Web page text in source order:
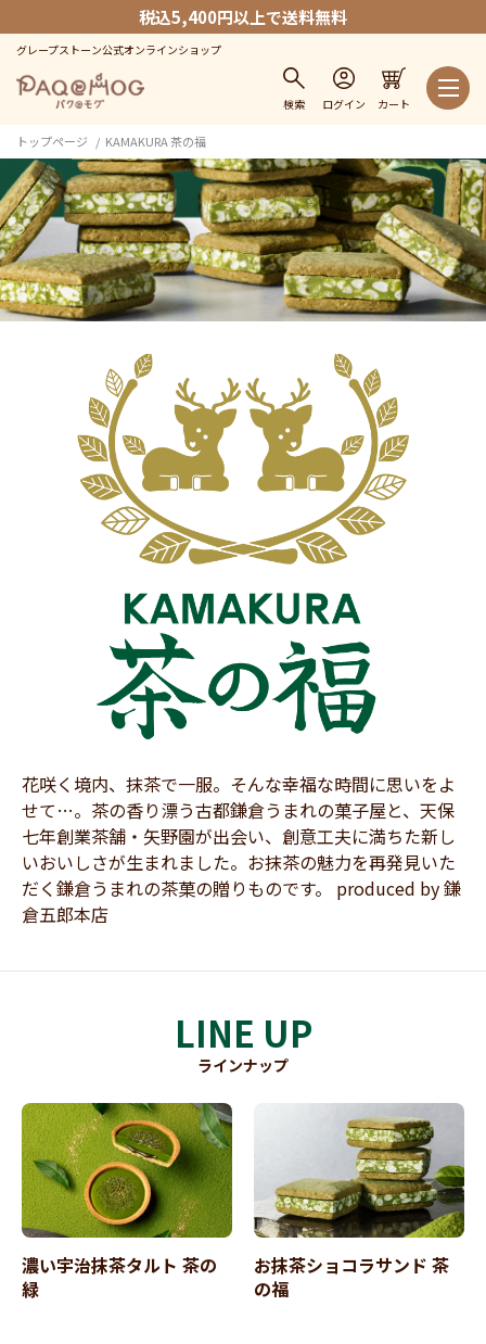
税込5,400円以上で送料無料
グレープストーン公式オンラインショップ
検索 ログイン カート
トップページ KAMAKURA 茶の福
花咲く境内、抹茶で一服。そんな幸福な時間に思いをよ
せて…。茶の香り漂う古都鎌倉うまれの菓子屋と、天保
七年創業茶舗・矢野園が出会い、創意工夫に満ちた新し
いおいしさが生まれました。お抹茶の魅力を再発見いた
だく鎌倉うまれの茶菓の贈りものです。 produced by 鎌
倉五郎本店
LINE UP
ラインナップ
濃い宇治抹茶タルト 茶の
緑
お抹茶ショコラサンド 茶
の福